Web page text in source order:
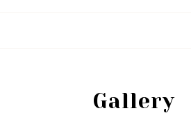
Gallery